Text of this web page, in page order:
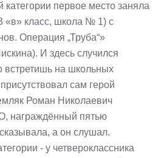
первое место заняла
«в» класс, школа № 1) с
Операция „Труба“»
И здесь случился
встретишь на школьных
сам герой
Роман Николаевич
награждённый пятью
а он слушал.
- у четвероклассника